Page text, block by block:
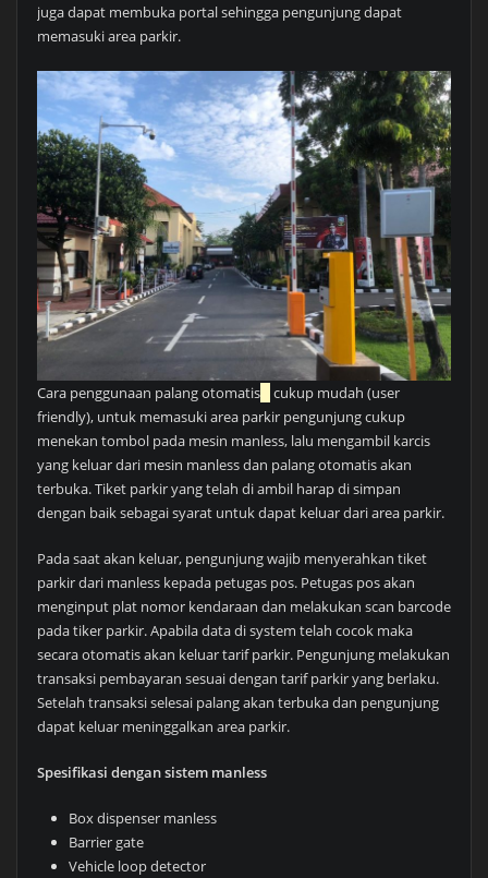
juga dapat membuka portal sehingga pengunjung dapat
memasuki area parkir.
Cara penggunaan palang otomatis
cukup mudah (user
friendly), untuk memasuki area parkir pengunjung cukup
menekan tombol pada mesin manless, lalu mengambil karcis
yang keluar dari mesin manless dan palang otomatis akan
terbuka. Tiket parkir yang telah di ambil harap di simpan
dengan baik sebagai syarat untuk dapat keluar dari area parkir.
Pada saat akan keluar, pengunjung wajib menyerahkan tiket
parkir dari manless kepada petugas pos. Petugas pos akan
menginput plat nomor kendaraan dan melakukan scan barcode
pada tiker parkir. Apabila data di system telah cocok maka
secara otomatis akan keluar tarif parkir. Pengunjung melakukan
transaksi pembayaran sesuai dengan tarif parkir yang berlaku.
Setelah transaksi selesai palang akan terbuka dan pengunjung
dapat keluar meninggalkan area parkir.
Spesifikasi dengan sistem manless
Box dispenser manless
Barrier gate
Vehicle loop detector